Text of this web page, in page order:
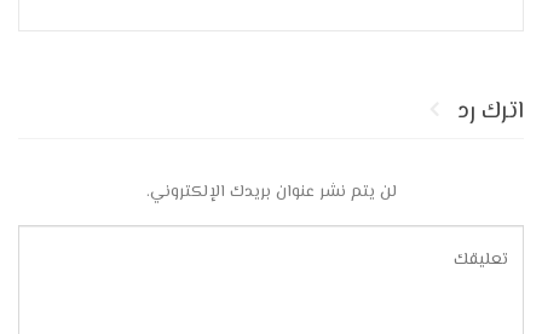
اترك رد
لن يتم نشر عنوان بريدك الإلكتروني.